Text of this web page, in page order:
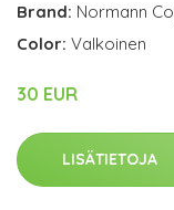
Brand: Normann
Color: Valkoinen
30 EUR
LISÄTIETOJA